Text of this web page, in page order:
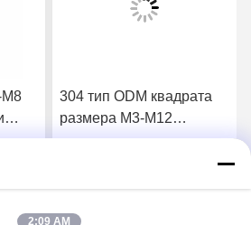
304 тип ODM квадрата
размера M3-M12
нержавеющей стали
2:09 AM